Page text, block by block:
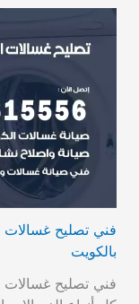
بالكويت
فني تصليح غسالات